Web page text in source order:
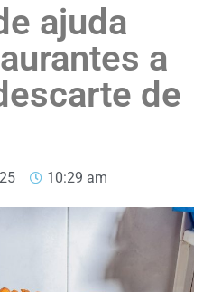
ajuda
a
de
10:29 am